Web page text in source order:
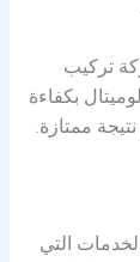
تركيب
بكفاءة
ممتازة.
التي